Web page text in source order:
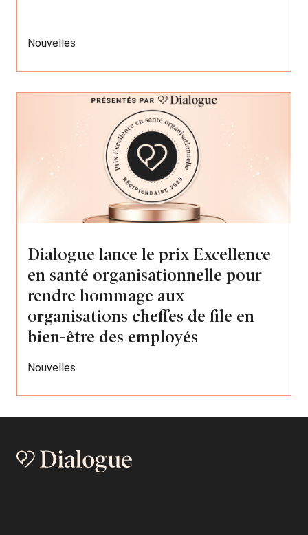
Nouvelles
Dialogue lance le prix Excellence
en santé organisationnelle pour
rendre hommage aux
organisations cheffes de file en
bien-être des employés
Nouvelles